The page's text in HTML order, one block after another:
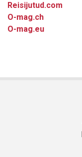
Reisijutud.com
O-mag.ch
O-mag.eu